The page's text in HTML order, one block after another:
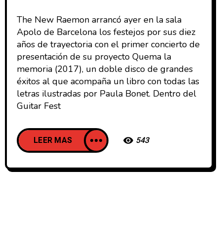
The New Raemon arrancó ayer en la sala
Apolo de Barcelona los festejos por sus diez
años de trayectoria con el primer concierto de
presentación de su proyecto Quema la
memoria (2017), un doble disco de grandes
éxitos al que acompaña un libro con todas las
letras ilustradas por Paula Bonet. Dentro del
Guitar Fest
LEER MAS 543